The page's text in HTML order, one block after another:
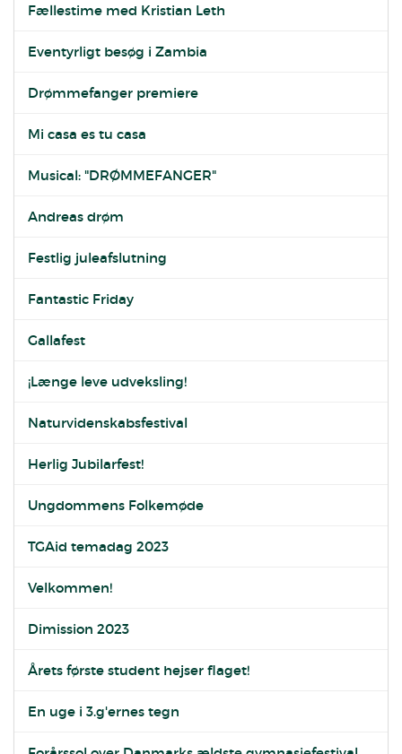
Fællestime med Kristian Leth
Eventyrligt besøg i Zambia
Drømmefanger premiere
Mi casa es tu casa
Musical: "DRØMMEFANGER"
Andreas drøm
Festlig juleafslutning
Fantastic Friday
Gallafest
¡Længe leve udveksling!
Naturvidenskabsfestival
Herlig Jubilarfest!
Ungdommens Folkemøde
TGAid temadag 2023
Velkommen!
Dimission 2023
Årets første student hejser flaget!
En uge i 3.g'ernes tegn